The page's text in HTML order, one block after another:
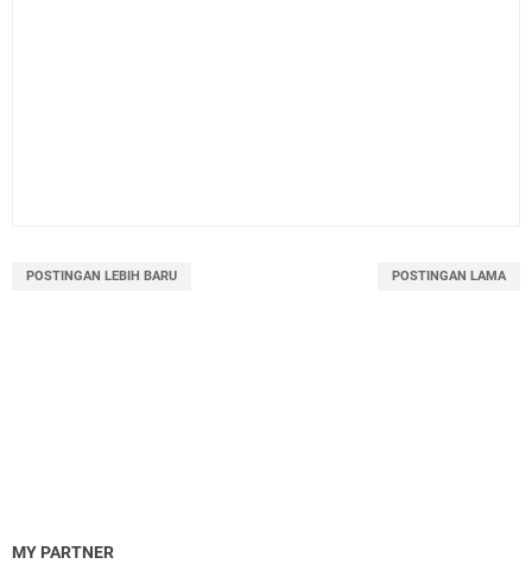
POSTINGAN LEBIH BARU POSTINGAN LAMA
MY PARTNER